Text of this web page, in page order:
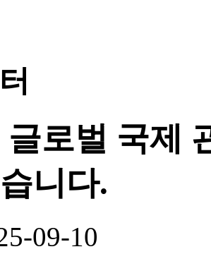
로벌 국제
니다.
09-10